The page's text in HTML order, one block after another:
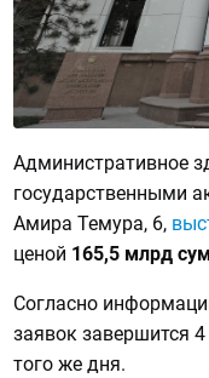
Административное
государственными
Амира Темура, 6,
ценой 165,5 млрд
Согласно
заявок завершится
того же дня.